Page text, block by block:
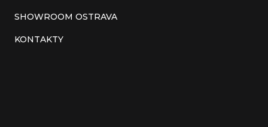
SHOWROOM OSTRAVA
KONTAKTY